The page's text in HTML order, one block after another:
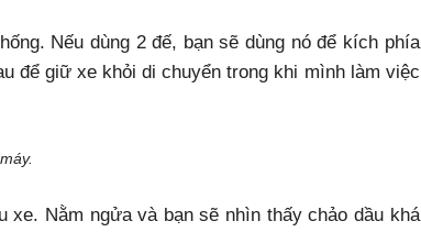
Nếu dùng 2 đế, bạn sẽ dùng nó để kích phía
để giữ xe khỏi di chuyển trong khi mình làm việc
Nằm ngửa và bạn sẽ nhìn thấy chảo dầu khá